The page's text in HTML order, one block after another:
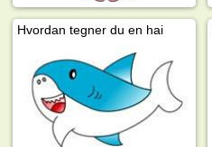
Hvordan tegner du en hai